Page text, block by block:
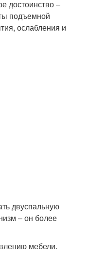
достоинство –
подъемной
ослабления и
двуспальную
– он более
мебели.